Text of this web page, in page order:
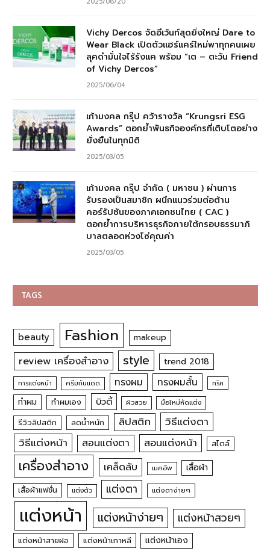
Vichy Dercos จัดอีเว้นท์สุดยิ่งใหญ่ Dare to
Wear Black เปิดตัวแฮร์แคร์ใหม่พาทุกคนเผย
ลุคดำมั่นใจไร้รังแค พร้อม “เต – ตะวัน Friend
of Vichy Dercos”
2025/06/04
เก้ามงคล กรุ๊ป คว้ารางวัล “Krungsri ESG
Awards” ตอกย้ำพันธกิจองค์กรที่เติบโตอย่าง
ยั่งยืนในทุกมิติ
2025/03/05
เก้ามงคล กรุ๊ป จำกัด ( มหาชน ) ผ่านการ
รับรองเป็นสมาชิก ผนึกแนวร่วมต่อต้าน
คอร์รัปชันของภาคเอกชนไทย ( CAC )
ตอกย้ำการบริหารธุรกิจภายใต้กรอบธรรมาภิ
บาลตลอดห่วงโซ่คุณค่า
2025/03/05
TAGS
beauty Fashion makeup
review เครื่องสำอาง style trend 2018
การแต่งหน้า ครีมกันแดด ทรงผม ทรงผมสั้น ทริค
ทำผม ทำผมเอง บิวตี้ ผิวสวย มือใหม่หัดแต่ง
รีวิวลิปสติก ลดน้ำหนัก ลิปสติก
วิธีแต่งตา
วิธีแต่งหน้า
สอนแต่งตา สอนแต่งหน้า สไตล์
เครื่องสำอาง เคล็ดลับ เมคอัพ เสื้อผ้า
เสื้อผ้าแฟชั่น แต่งตัว แต่งตา แต่งตาง่ายๆ
แต่งหน้า แต่งหน้าง่ายๆ แต่งหน้าสวยๆ
แต่งหน้าสายฝอ แต่งหน้าเกาหลี แต่งหน้าเอง